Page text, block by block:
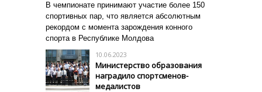
В чемпионате принимают участие более 150
спортивных пар, что является абсолютным
рекордом с момента зарождения конного
спорта в Республике Молдова
10.06.2023
Министерство образования
наградило спортсменов-
медалистов